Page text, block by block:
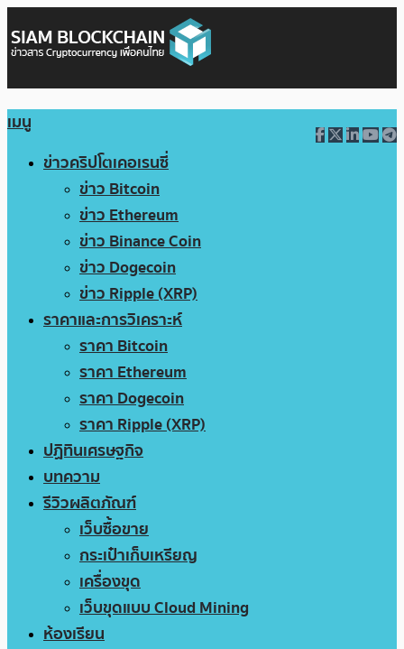
เมนู
ข่าวคริปโตเคอเรนซี่
ข่าว Bitcoin
ข่าว Ethereum
ข่าว Binance Coin
ข่าว Dogecoin
ข่าว Ripple (XRP)
ราคาและการวิเคราะห์
ราคา Bitcoin
ราคา Ethereum
ราคา Dogecoin
ราคา Ripple (XRP)
ปฏิทินเศรษฐกิจ
บทความ
รีวิวผลิตภัณฑ์
เว็บซื้อขาย
กระเป๋าเก็บเหรียญ
เครื่องขุด
เว็บขุดแบบ Cloud Mining
ห้องเรียน